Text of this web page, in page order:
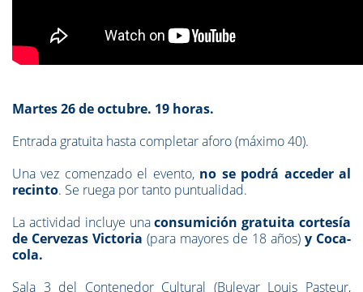
Martes 26 de octubre. 19 horas.
Entrada gratuita hasta completar aforo(máximo 40).
Una vez comenzado el evento, no se podrá acceder al
recinto. Se ruega por tanto puntualidad.
La actividad incluye unaconsumición gratuita cortesía
de Cervezas Victoria (para mayores de 18 años) y Coca-
cola.
Sala 3 del Contenedor Cultural (Bulevar Louis Pasteur,